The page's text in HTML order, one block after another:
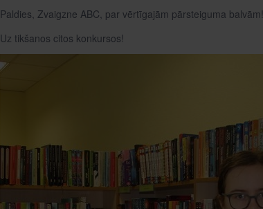
Paldies, Zvaigzne ABC, par vērtīgajām pārsteiguma balvām!
Uz tikšanos citos konkursos!